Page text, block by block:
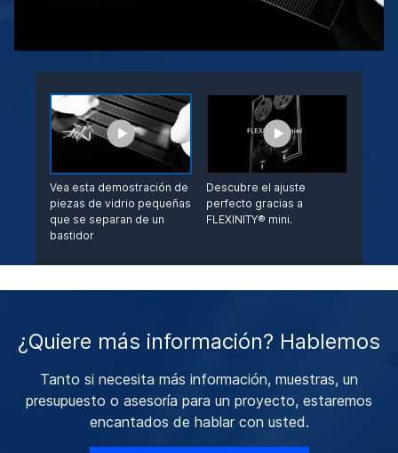
Vea esta demostración de
piezas de vidrio pequeñas
que se separan de un
bastidor
Descubre el ajuste
perfecto gracias a
FLEXINITY® mini.
¿Quiere más información? Hablemos
Tanto si necesita más información, muestras, un
presupuesto o asesoría para un proyecto, estaremos
encantados de hablar con usted.